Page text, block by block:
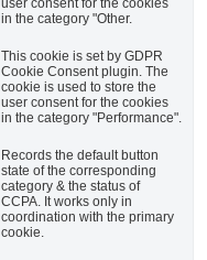
in the category "Other.
This cookie is set by GDPR
Cookie Consent plugin. The
cookie is used to store the
user consent for the cookies
in the category "Performance".
Records the default button
state of the corresponding
category & the status of
CCPA. It works only in
coordination with the primary
cookie.